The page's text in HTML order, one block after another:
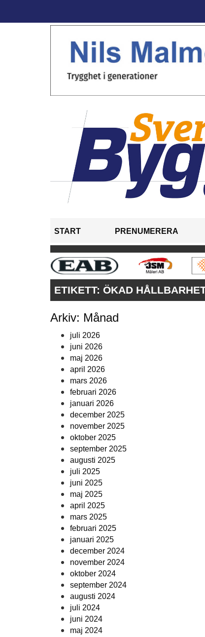
START PRENUMERERA
ETIKETT: ÖKAD
Arkiv: Månad
juli 2026
juni 2026
maj 2026
april 2026
mars 2026
februari 2026
januari 2026
december 2025
november 2025
oktober 2025
september 2025
augusti 2025
juli 2025
juni 2025
maj 2025
april 2025
mars 2025
februari 2025
januari 2025
december 2024
november 2024
oktober 2024
september 2024
augusti 2024
juli 2024
juni 2024
maj 2024